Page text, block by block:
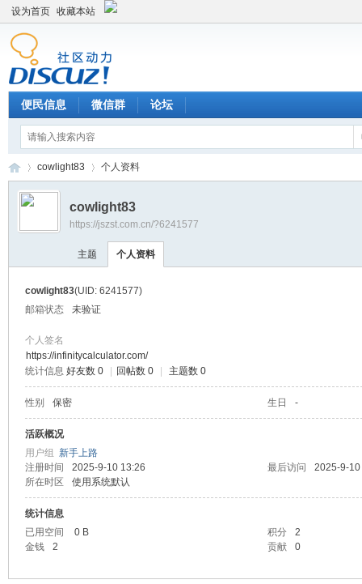
设为首页 收藏本站
便民信息 微信群 论坛
›
cowlight83 个人资料
cowlight83
https://jszst.com.cn/?6241577
主题 个人资料
cowlight83(UID: 6241577)
邮箱状态
未验证
个人签名
https://infinitycalculator.com/
统计信息 好友数 0 回帖数 0 主题数 0
性别 保密 生日 -
活跃概况
用户组 新手上路
注册时间
2025-9-10 13:26 最后访问
2025-9-
所在时区
使用系统默认
统计信息
已用空间
0 B 积分
2
金钱
2 贡献 0